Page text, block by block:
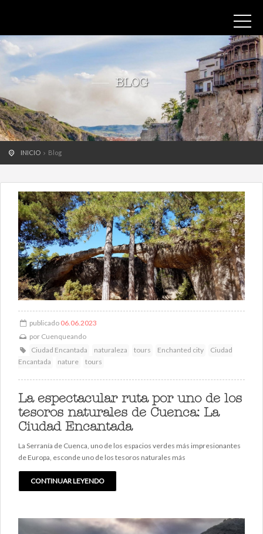
BLOG
INICIO Blog
publicado 06.06.2023
por Cuenqueando
Ciudad Encantada
naturaleza tours Enchanted city
Ciudad
Encantada
nature tours
La espectacular ruta por uno de los
tesoros naturales de Cuenca: La
Ciudad Encantada
La Serranía de Cuenca, uno de los espacios verdes más impresionantes
de Europa, esconde uno de los tesoros naturales más
CONTINUAR LEYENDO